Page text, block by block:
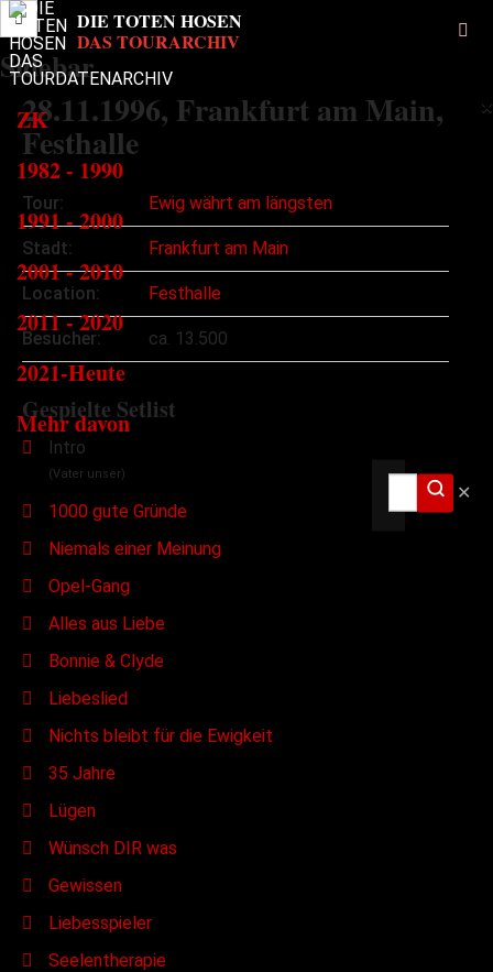
Sidebar
×
ZK
1982 - 1990
1991 - 2000
2001 - 2010
2011 - 2020
2021-Heute
Mehr davon
✕
28.11.1996, Frankfurt am Main,
Festhalle
Tour: Ewig währt am längsten
Stadt: Frankfurt am Main
Location: Festhalle
Besucher: ca. 13.500
Gespielte Setlist
Intro
(Vater unser)
1000 gute Gründe
Niemals einer Meinung
Opel-Gang
Alles aus Liebe
Bonnie & Clyde
Liebeslied
Nichts bleibt für die Ewigkeit
35 Jahre
Lügen
Wünsch DIR was
Gewissen
Liebesspieler
Seelentherapie